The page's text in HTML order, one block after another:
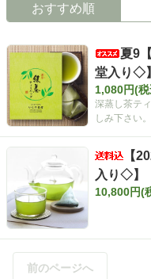
おすすめ順
夏9
堂入り◇
ィーバッ
【ポスト
1,080円(
深蒸し茶テ
しみ下さい。
【
入り◇】
旨緑茶テ
10,800円(
前のページへ